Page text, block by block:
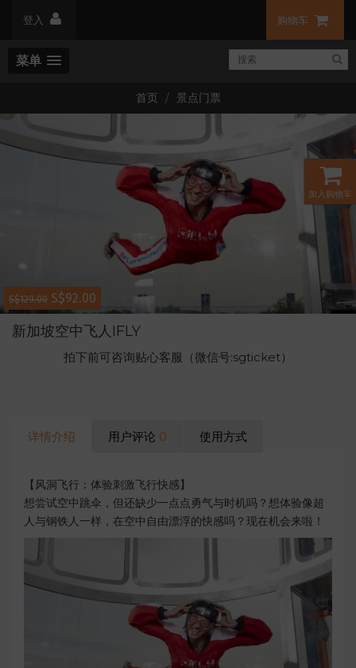
登入 购物车
菜单
首页 景点门票
加入购物车
S$129.00 S$92.00
新加坡空中飞人IFLY
拍下前可咨询贴心客服（微信号:sgticket）
详情介绍 用户评论 0 使用方式
【风洞飞行：体验刺激飞行快感】
想尝试空中跳伞，但还缺少一点点勇气与时机吗？想体验像超
人与钢铁人一样，在空中自由漂浮的快感吗？现在机会来啦！